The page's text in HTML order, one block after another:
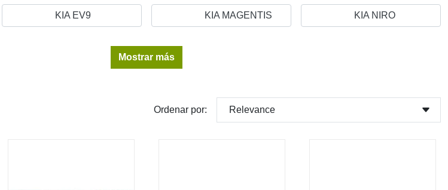
KIA EV9 KIA MAGENTIS KIA NIRO
Mostrar más
Ordenar por: Relevance